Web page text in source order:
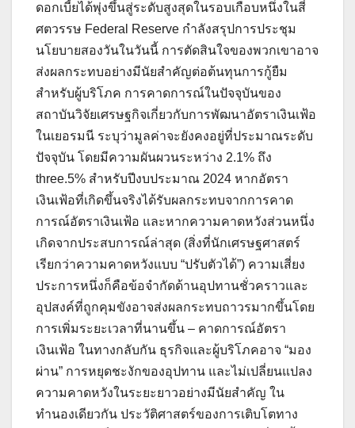
ดอกเบี้ยได้พุ่งขึ้นสู่ระดับสูงสุดในรอบเกือบหนึ่งในสี่
ศตวรรษ Federal Reserve กำลังสรุปการประชุม
นโยบายสองวันในวันนี้ การตัดสินใจของพวกเขาอาจ
ส่งผลกระทบอย่างมีนัยสำคัญต่อต้นทุนการกู้ยืม
สำหรับผู้บริโภค การคาดการณ์ในปัจจุบันของ
สถาบันวิจัยเศรษฐกิจเกี่ยวกับการพัฒนาอัตราเงินเฟ้อ
ในเยอรมนี ระบุว่ามูลค่าจะยังคงอยู่ที่ประมาณระดับ
ปัจจุบัน โดยมีความผันผวนระหว่าง 2.1% ถึง
three.5% สำหรับปีงบประมาณ 2024 หากอัตรา
เงินเฟ้อที่เกิดขึ้นจริงได้รับผลกระทบจากการคาด
การณ์อัตราเงินเฟ้อ และหากความคาดหวังส่วนหนึ่ง
เกิดจากประสบการณ์ล่าสุด (สิ่งที่นักเศรษฐศาสตร์
เรียกว่าความคาดหวังแบบ “ปรับตัวได้”) ความเสี่ยง
ประการหนึ่งก็คือข้อจำกัดด้านอุปทานชั่วคราวและ
อุปสงค์ที่ถูกคุมขังอาจส่งผลกระทบถาวรมากขึ้นโดย
การเพิ่มระยะเวลาที่นานขึ้น – คาดการณ์อัตรา
เงินเฟ้อ ในทางกลับกัน ธุรกิจและผู้บริโภคอาจ “มอง
ผ่าน” การหยุดชะงักของอุปทาน และไม่เปลี่ยนแปลง
ความคาดหวังในระยะยาวอย่างมีนัยสำคัญ ใน
ทำนองเดียวกัน ประวัติศาสตร์ของการเติบโตทาง